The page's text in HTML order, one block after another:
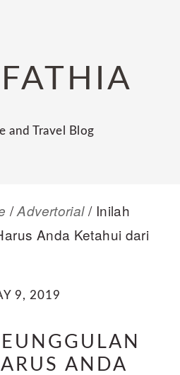
and Travel Blog
/ Advertorial /Inilah
Anda Ketahui dari
9, 2019
ANDA